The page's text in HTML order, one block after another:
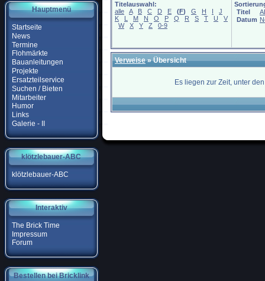
Hauptmenü
Startseite
News
Termine
Flohmärkte
Bauanleitungen
Projekte
Ersatzteilservice
Suchen / Bieten
Mitarbeiter
Humor
Links
Galerie - II
klötzlebauer-ABC
klötzlebauer-ABC
Interaktiv
The Brick Time
Impressum
Forum
Bestellen bei Bricklink
Titelauswahl:
alle
A B C D E (F) G H I
J
K
L M N O P Q R S T U
V
W
X Y Z 0-9
Titel
Datum
Verweise» Übersicht
Es liegen zur Zeit, unter